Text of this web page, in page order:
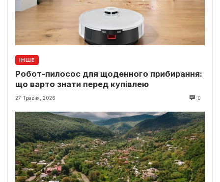
ІНШЕ
Робот-пилосос для щоденного прибирання:
що варто знати перед купівлею
27 Травня, 2026 0